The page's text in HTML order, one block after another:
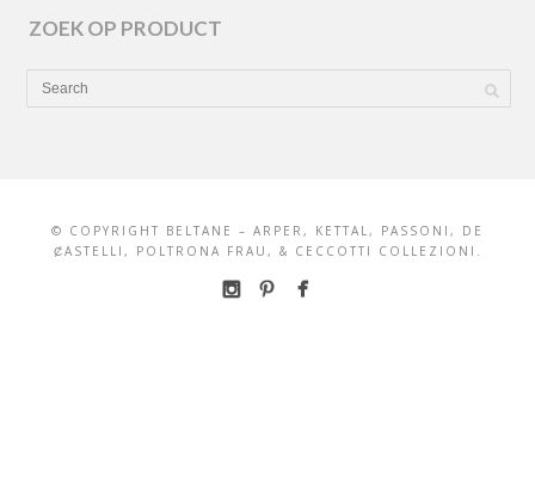
ZOEK OP PRODUCT
© COPYRIGHT BELTANE – ARPER, KETTAL, PASSONI, DE
ȻASTELLI, POLTRONA FRAU, & CECCOTTI COLLEZIONI.